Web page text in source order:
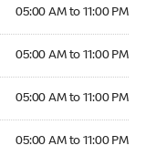
05:00 AM to 11:00 PM
05:00 AM to 11:00 PM
05:00 AM to 11:00 PM
05:00 AM to 11:00 PM